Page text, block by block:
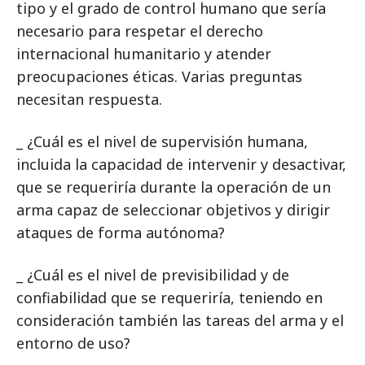
tipo y el grado de control humano que sería
necesario para respetar el derecho
internacional humanitario y atender
preocupaciones éticas. Varias preguntas
necesitan respuesta.
_ ¿Cuál es el nivel de supervisión humana,
incluida la capacidad de intervenir y desactivar,
que se requeriría durante la operación de un
arma capaz de seleccionar objetivos y dirigir
ataques de forma autónoma?
_ ¿Cuál es el nivel de previsibilidad y de
confiabilidad que se requeriría, teniendo en
consideración también las tareas del arma y el
entorno de uso?